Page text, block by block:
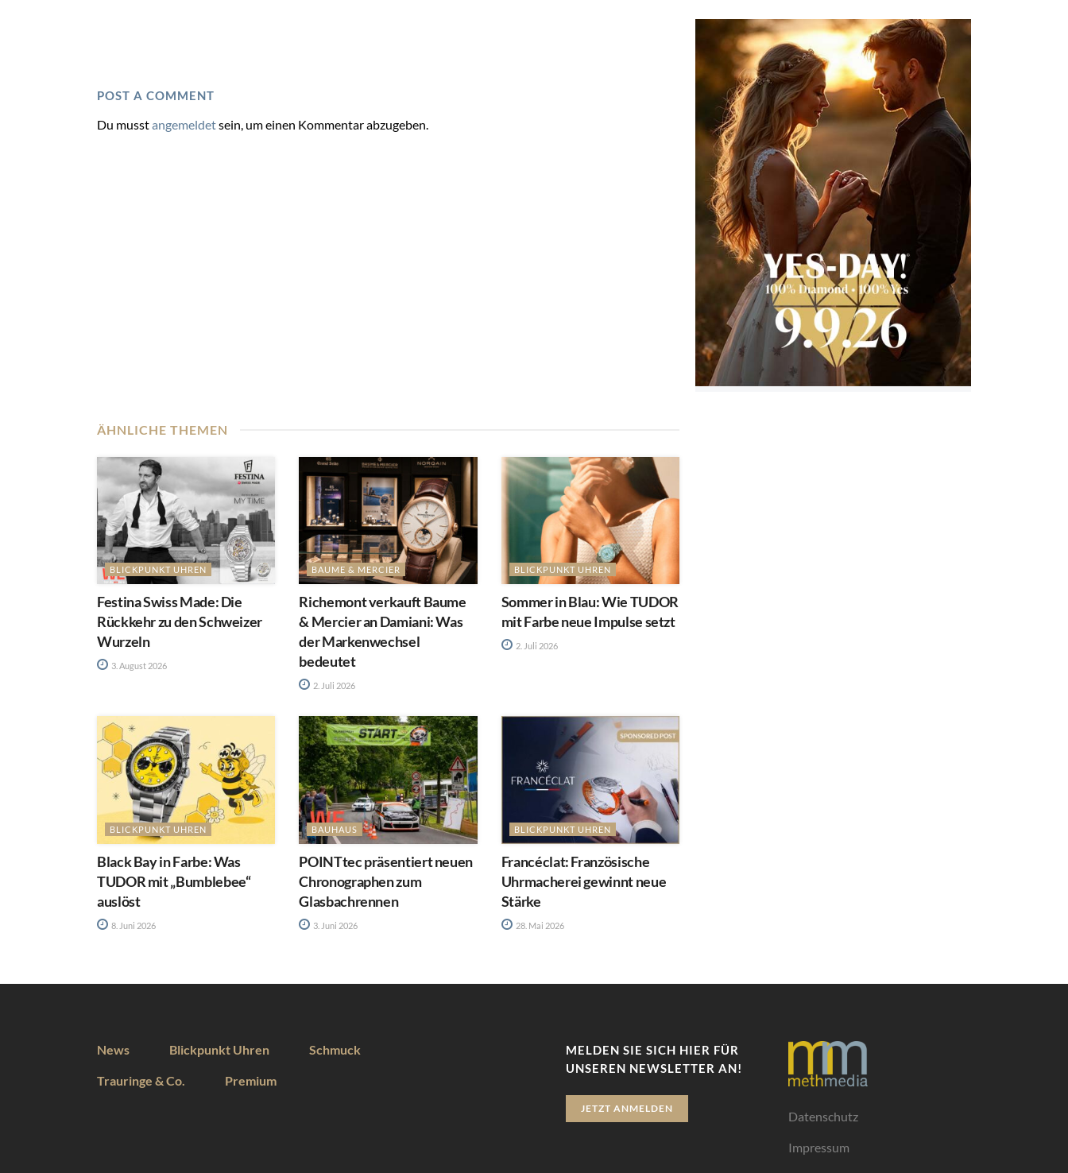
POST A COMMENT
Du musstangemeldetsein, um einen Kommentar abzugeben.
ÄHNLICHE THEMEN
BLICKPUNKT UHREN
Festina Swiss Made: Die
Rückkehr zu den Schweizer
Wurzeln
3. August 2026
BAUME & MERCIER
Richemont verkauft Baume
& Mercier an Damiani: Was
der Markenwechsel
bedeutet
2. Juli 2026
BLICKPUNKT UHREN
Sommer in Blau: Wie TUDOR
mit Farbe neue Impulse setzt
2. Juli 2026
BLICKPUNKT UHREN
Black Bay in Farbe: Was
TUDOR mit „Bumblebee“
auslöst
8. Juni 2026
BAUHAUS
POINTtec präsentiert neuen
Chronographen zum
Glasbachrennen
3. Juni 2026
BLICKPUNKT UHREN
Francéclat: Französische
Uhrmacherei gewinnt neue
Stärke
28. Mai 2026
News Blickpunkt Uhren Schmuck
Trauringe & Co. Premium
MELDEN SIE SICH HIER FÜR
UNSEREN NEWSLETTER AN!
JETZT ANMELDEN
Datenschutz
Impressum